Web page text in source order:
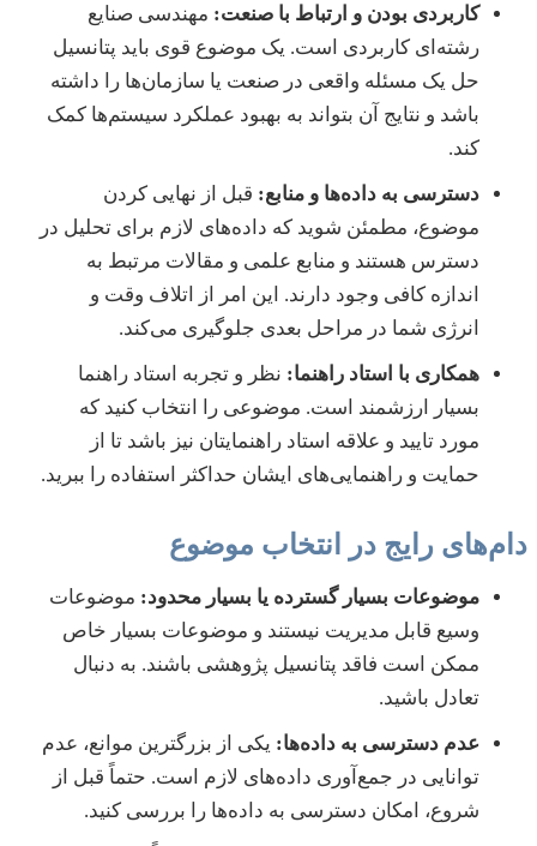
کاربردی بودن و ارتباط با صنعت: مهندسی صنایع
رشته‌ای کاربردی است. یک موضوع قوی باید پتانسیل
حل یک مسئله واقعی در صنعت یا سازمان‌ها را داشته
باشد و نتایج آن بتواند به بهبود عملکرد سیستم‌ها کمک
کند.
دسترسی به داده‌ها و منابع: قبل از نهایی کردن
موضوع، مطمئن شوید که داده‌های لازم برای تحلیل در
دسترس هستند و منابع علمی و مقالات مرتبط به
اندازه کافی وجود دارند. این امر از اتلاف وقت و
انرژی شما در مراحل بعدی جلوگیری می‌کند.
همکاری با استاد راهنما: نظر و تجربه استاد راهنما
بسیار ارزشمند است. موضوعی را انتخاب کنید که
مورد تایید و علاقه استاد راهنمایتان نیز باشد تا از
حمایت و راهنمایی‌های ایشان حداکثر استفاده را ببرید.
دام‌های رایج در انتخاب موضوع
موضوعات بسیار گسترده یا بسیار محدود: موضوعات
وسیع قابل مدیریت نیستند و موضوعات بسیار خاص
ممکن است فاقد پتانسیل پژوهشی باشند. به دنبال
تعادل باشید.
عدم دسترسی به داده‌ها: یکی از بزرگترین موانع، عدم
توانایی در جمع‌آوری داده‌های لازم است. حتماً قبل از
شروع، امکان دسترسی به داده‌ها را بررسی کنید.